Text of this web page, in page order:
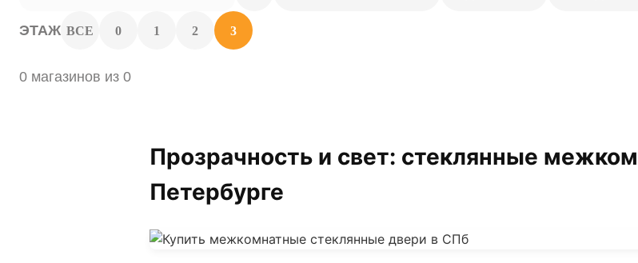
ЭТАЖ ВСЕ 0 1 2 3
0 магазинов из 0
Прозрачность и свет: стеклянные
Петербурге